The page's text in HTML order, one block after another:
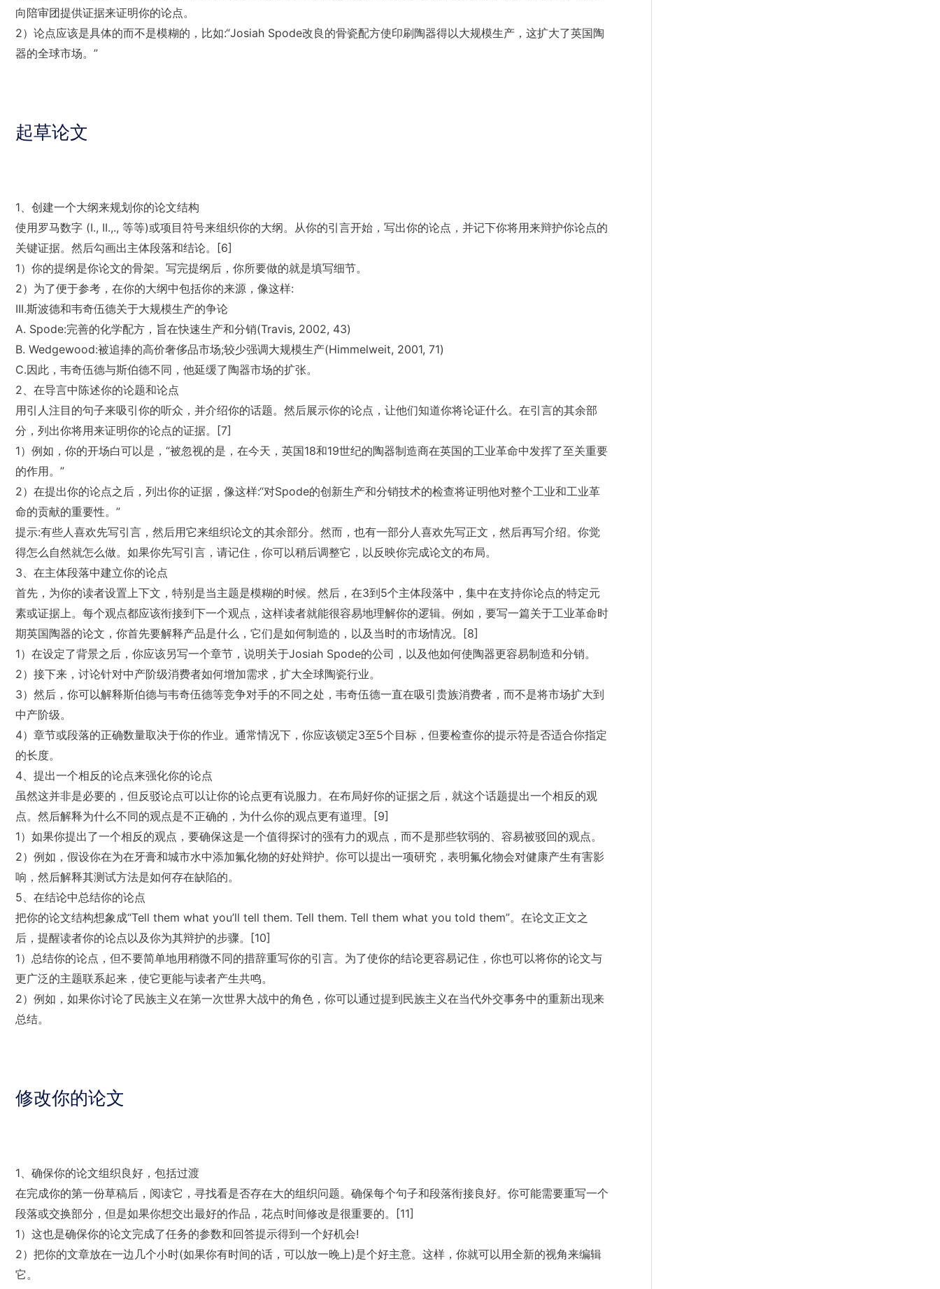
向陪审团提供证据来证明你的论点。
2）论点应该是具体的而不是模糊的，比如:“Josiah Spode改良的骨瓷配方使印刷陶器得以大规模生产，这扩大了英国陶
器的全球市场。”
起草论文
1、创建一个大纲来规划你的论文结构
使用罗马数字 (I., II.,., 等等)或项目符号来组织你的大纲。从你的引言开始，写出你的论点，并记下你将用来辩护你论点的
关键证据。然后勾画出主体段落和结论。[6]
1）你的提纲是你论文的骨架。写完提纲后，你所要做的就是填写细节。
2）为了便于参考，在你的大纲中包括你的来源，像这样:
III.斯波德和韦奇伍德关于大规模生产的争论
A. Spode:完善的化学配方，旨在快速生产和分销(Travis, 2002, 43)
B. Wedgewood:被追捧的高价奢侈品市场;较少强调大规模生产(Himmelweit, 2001, 71)
C.因此，韦奇伍德与斯伯德不同，他延缓了陶器市场的扩张。
2、在导言中陈述你的论题和论点
用引人注目的句子来吸引你的听众，并介绍你的话题。然后展示你的论点，让他们知道你将论证什么。在引言的其余部
分，列出你将用来证明你的论点的证据。[7]
1）例如，你的开场白可以是，“被忽视的是，在今天，英国18和19世纪的陶器制造商在英国的工业革命中发挥了至关重要
的作用。”
2）在提出你的论点之后，列出你的证据，像这样:“对Spode的创新生产和分销技术的检查将证明他对整个工业和工业革
命的贡献的重要性。”
提示:有些人喜欢先写引言，然后用它来组织论文的其余部分。然而，也有一部分人喜欢先写正文，然后再写介绍。你觉
得怎么自然就怎么做。如果你先写引言，请记住，你可以稍后调整它，以反映你完成论文的布局。
3、在主体段落中建立你的论点
首先，为你的读者设置上下文，特别是当主题是模糊的时候。然后，在3到5个主体段落中，集中在支持你论点的特定元
素或证据上。每个观点都应该衔接到下一个观点，这样读者就能很容易地理解你的逻辑。例如，要写一篇关于工业革命时
期英国陶器的论文，你首先要解释产品是什么，它们是如何制造的，以及当时的市场情况。[8]
1）在设定了背景之后，你应该另写一个章节，说明关于Josiah Spode的公司，以及他如何使陶器更容易制造和分销。
2）接下来，讨论针对中产阶级消费者如何增加需求，扩大全球陶瓷行业。
3）然后，你可以解释斯伯德与韦奇伍德等竞争对手的不同之处，韦奇伍德一直在吸引贵族消费者，而不是将市场扩大到
中产阶级。
4）章节或段落的正确数量取决于你的作业。通常情况下，你应该锁定3至5个目标，但要检查你的提示符是否适合你指定
的长度。
4、提出一个相反的论点来强化你的论点
虽然这并非是必要的，但反驳论点可以让你的论点更有说服力。在布局好你的证据之后，就这个话题提出一个相反的观
点。然后解释为什么不同的观点是不正确的，为什么你的观点更有道理。[9]
1）如果你提出了一个相反的观点，要确保这是一个值得探讨的强有力的观点，而不是那些软弱的、容易被驳回的观点。
2）例如，假设你在为在牙膏和城市水中添加氟化物的好处辩护。你可以提出一项研究，表明氟化物会对健康产生有害影
响，然后解释其测试方法是如何存在缺陷的。
5、在结论中总结你的论点
把你的论文结构想象成“Tell them what you’ll tell them. Tell them. Tell them what you told them”。在论文正文之
后，提醒读者你的论点以及你为其辩护的步骤。[10]
1）总结你的论点，但不要简单地用稍微不同的措辞重写你的引言。为了使你的结论更容易记住，你也可以将你的论文与
更广泛的主题联系起来，使它更能与读者产生共鸣。
2）例如，如果你讨论了民族主义在第一次世界大战中的角色，你可以通过提到民族主义在当代外交事务中的重新出现来
总结。
修改你的论文
1、确保你的论文组织良好，包括过渡
在完成你的第一份草稿后，阅读它，寻找看是否存在大的组织问题。确保每个句子和段落衔接良好。你可能需要重写一个
段落或交换部分，但是如果你想交出最好的作品，花点时间修改是很重要的。[11]
1）这也是确保你的论文完成了任务的参数和回答提示得到一个好机会!
2）把你的文章放在一边几个小时(如果你有时间的话，可以放一晚上)是个好主意。这样，你就可以用全新的视角来编辑
它。